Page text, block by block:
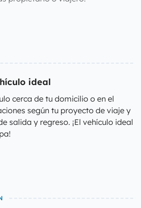
ideal
cerca de tu domicilio o en el
según tu proyecto de viaje y
salida y regreso. ¡El vehículo ideal